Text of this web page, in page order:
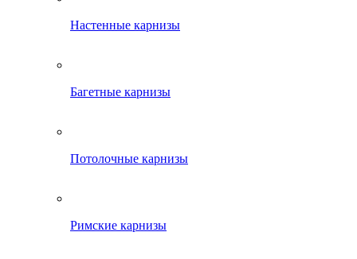
Настенные карнизы
Багетные карнизы
Потолочные карнизы
Римские карнизы